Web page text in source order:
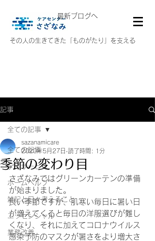
その人の生きてきた「ものがたり」を支える
最新ブログへ
記事
全ての記事
デイサービス
ホームヘルプ
雑記と日々考えること
エッセンシャル
業務改善
全ての記事
季節の変わり目
sazanamicare
2020年5月27日 読了時間: 1分
さざなみではグリーンカーテンの準備
が始まりました。
良い季節ですが、肌寒い毎日に暑い日
が増えてくると毎日の洋服選びが難し
くなり、それに加えてコロナウイルス
感染予防のマスクが暑さをより増大さ